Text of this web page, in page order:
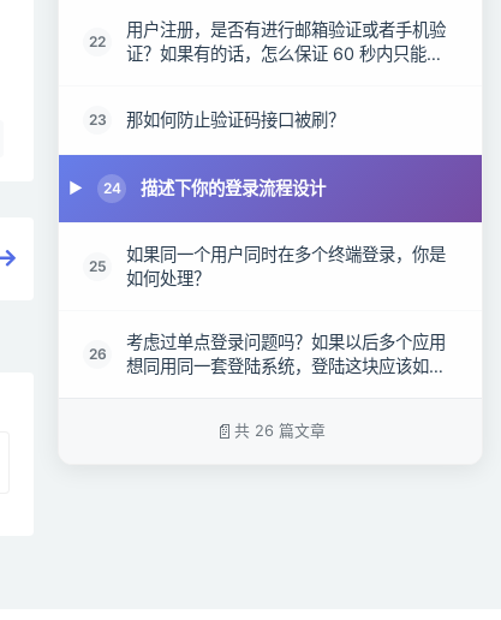
22
用户注册，是否有进行邮箱验证或者手机验
证？如果有的话，怎么保证 60 秒内只能发
23 那如何防止验证码接口被刷？
24 描述下你的登录流程设计
25
如果同一个用户同时在多个终端登录，你是
如何处理？
26
考虑过单点登录问题吗？如果以后多个应用
想同用同一套登陆系统，登陆这块应该如何
共 26 篇文章